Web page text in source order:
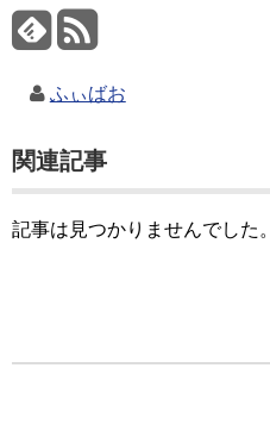
ふぃばお
関連記事
記事は見つかりませんでした。